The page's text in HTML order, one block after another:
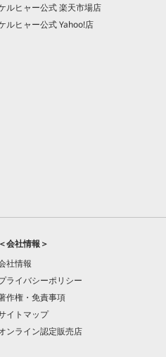
ルヒャー公式 楽天市場店
ルヒャー公式 Yahoo!店
＜会社情報＞
社情報
ライバシーポリシー
作権・免責事項
イトマップ
ンライン認定販売店